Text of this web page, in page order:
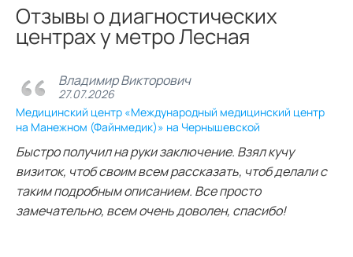
Отзывы о диагностических
центрах у метро Лесная
Владимир Викторович
27.07.2026
Медицинский центр «Международный медицинский центр
на Манежном (Файнмедик)» на Чернышевской
Быстро получил на руки заключение. Взял кучу
визиток, чтоб своим всем рассказать, чтоб делали с
таким подробным описанием. Все просто
замечательно, всем очень доволен, спасибо!